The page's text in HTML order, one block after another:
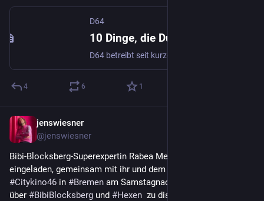
D64
4 6 1
jenswiesner
@jenswiesner
Bibi-Blocksberg-Superexpertin Rabea Melius hat mich
#Citykino46 in #Bremen am Samstagnachmittag eine Stunde
über #BibiBlocksberg und #Hexen
  zu diskutieren.  🗣🧙‍♀️🧹